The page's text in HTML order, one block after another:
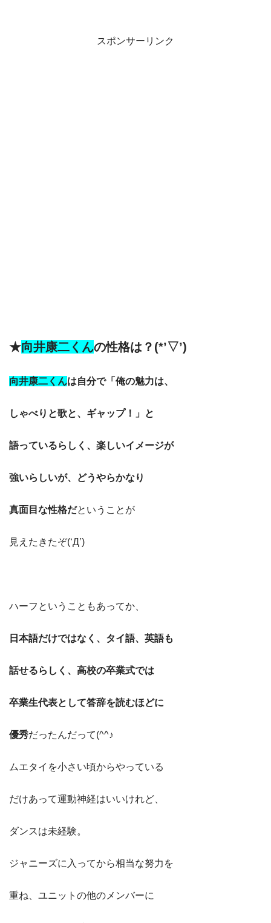
スポンサーリンク
★向井康二くんの性格は？(*’▽’)
向井康二くんは自分で「俺の魅力は、
しゃべりと歌と、ギャップ！」と
語っているらしく、楽しいイメージが
強いらしいが、どうやらかなり
真面目な性格だということが
見えたきたぞ(‘Д’)
ハーフということもあってか、
日本語だけではなく、タイ語、英語も
話せるらしく、高校の卒業式では
卒業生代表として答辞を読むほどに
優秀だったんだって(^^♪
ムエタイを小さい頃からやっている
だけあって運動神経はいいけれど、
ダンスは未経験。
ジャニーズに入ってから相当な努力を
重ね、ユニットの他のメンバーに